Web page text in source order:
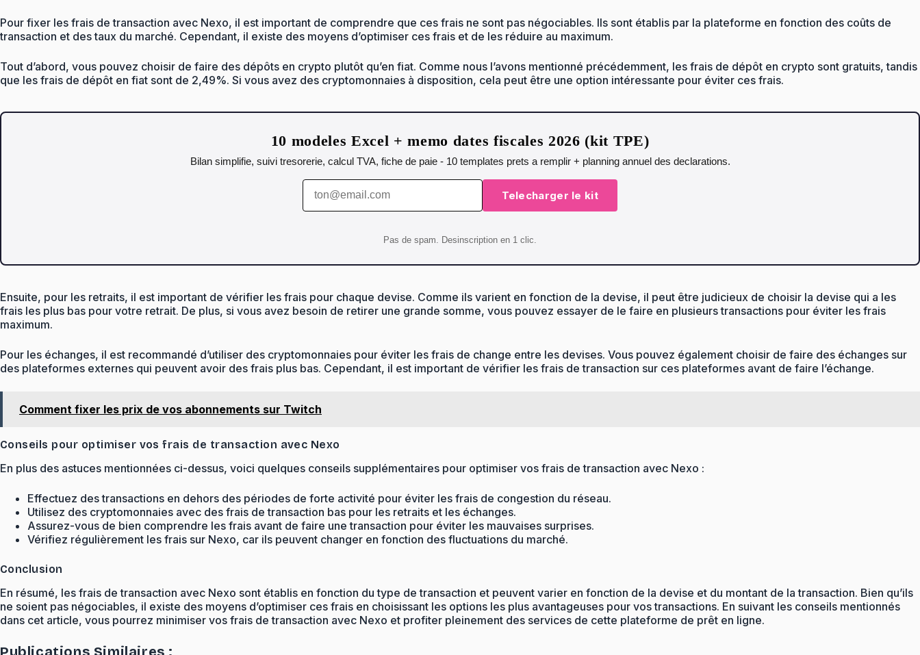
Pour fixer les frais de transaction avec Nexo, il est important de comprendre que ces frais ne sont pas négociables. Ils sont établis par la plateforme en fonction des coûts de
transaction et des taux du marché. Cependant, il existe des moyens d’optimiser ces frais et de les réduire au maximum.
Tout d’abord, vous pouvez choisir de faire des dépôts en crypto plutôt qu’en fiat. Comme nous l’avons mentionné précédemment, les frais de dépôt en crypto sont gratuits, tandis
que les frais de dépôt en fiat sont de 2,49%. Si vous avez des cryptomonnaies à disposition, cela peut être une option intéressante pour éviter ces frais.
10 modeles Excel + memo dates fiscales 2026 (kit TPE)
Bilan simplifie, suivi tresorerie, calcul TVA, fiche de paie - 10 templates prets a remplir + planning annuel des declarations.
Telecharger le kit
Pas de spam. Desinscription en 1 clic.
Ensuite, pour les retraits, il est important de vérifier les frais pour chaque devise. Comme ils varient en fonction de la devise, il peut être judicieux de choisir la devise qui a les
frais les plus bas pour votre retrait. De plus, si vous avez besoin de retirer une grande somme, vous pouvez essayer de le faire en plusieurs transactions pour éviter les frais
maximum.
Pour les échanges, il est recommandé d’utiliser des cryptomonnaies pour éviter les frais de change entre les devises. Vous pouvez également choisir de faire des échanges sur
des plateformes externes qui peuvent avoir des frais plus bas. Cependant, il est important de vérifier les frais de transaction sur ces plateformes avant de faire l’échange.
Comment fixer les prix de vos abonnements sur Twitch
Conseils pour optimiser vos frais de transaction avec Nexo
En plus des astuces mentionnées ci-dessus, voici quelques conseils supplémentaires pour optimiser vos frais de transaction avec Nexo :
Effectuez des transactions en dehors des périodes de forte activité pour éviter les frais de congestion du réseau.
Utilisez des cryptomonnaies avec des frais de transaction bas pour les retraits et les échanges.
Assurez-vous de bien comprendre les frais avant de faire une transaction pour éviter les mauvaises surprises.
Vérifiez régulièrement les frais sur Nexo, car ils peuvent changer en fonction des fluctuations du marché.
Conclusion
En résumé, les frais de transaction avec Nexo sont établis en fonction du type de transaction et peuvent varier en fonction de la devise et du montant de la transaction. Bien qu’ils
ne soient pas négociables, il existe des moyens d’optimiser ces frais en choisissant les options les plus avantageuses pour vos transactions. En suivant les conseils mentionnés
dans cet article, vous pourrez minimiser vos frais de transaction avec Nexo et profiter pleinement des services de cette plateforme de prêt en ligne.
Publications Similaires :